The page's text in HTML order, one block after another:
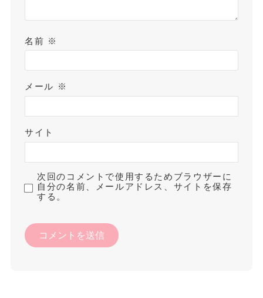
名前 ※
メール ※
サイト
次回のコメントで使用するためブラウザーに
自分の名前、メールアドレス、サイトを保存
する。